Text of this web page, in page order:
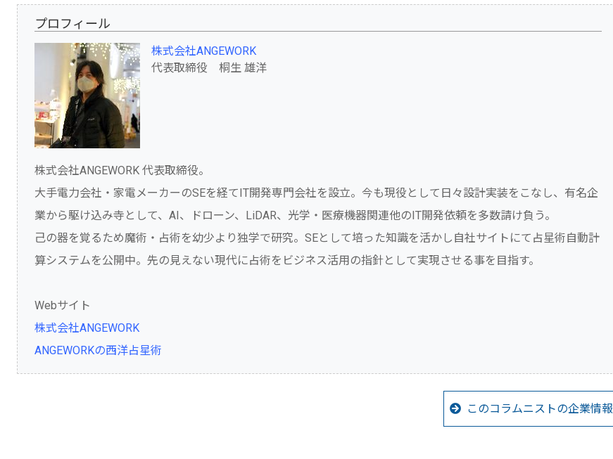
プロフィール
株式会社ANGEWORK
代表取締役 桐生 雄洋
株式会社ANGEWORK 代表取締役。
大手電力会社・家電メーカーのSEを経てIT開発専門会社を設立。今も現役として日々設計実装をこなし、有名企
業から駆け込み寺として、AI、ドローン、LiDAR、光学・医療機器関連他のIT開発依頼を多数請け負う。
己の器を覚るため魔術・占術を幼少より独学で研究。SEとして培った知識を活かし自社サイトにて占星術自動計
算システムを公開中。先の見えない現代に占術をビジネス活用の指針として実現させる事を目指す。
Webサイト
株式会社ANGEWORK
ANGEWORKの西洋占星術
このコラムニストの企業情報